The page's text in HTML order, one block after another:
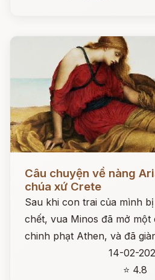
Câu chuyện về nàng
chúa xứ Crete
Sau khi con trai của mình
chết, vua Minos đã mở
chinh phạt Athen, và đã
14-02-
⭐ 4.8